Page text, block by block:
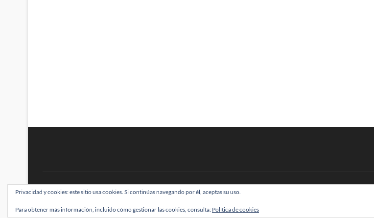
BRAINSTOMPING| Diseñado por:Theme Freesia|WordPress| © Todos los derechos reservados
Privacidad y cookies: este sitio usa cookies. Si continúas navegando por él, aceptas su uso.
Para obtener más información, incluido cómo gestionar las cookies, consulta: Política de cookies